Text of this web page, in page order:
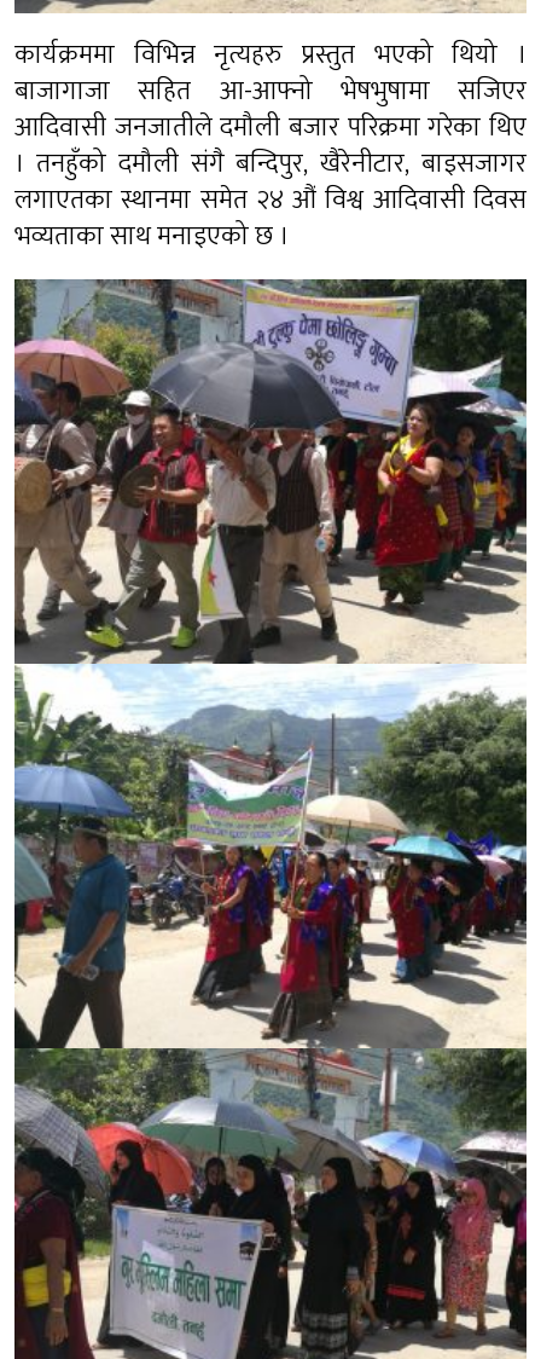
कार्यक्रममा विभिन्न नृत्यहरु प्रस्तुत भएको थियो ।
बाजागाजा सहित आ-आफ्नो भेषभुषामा सजिएर
आदिवासी जनजातीले दमौली बजार परिक्रमा गरेका थिए
। तनहुँको दमौली संगै बन्दिपुर, खैरेनीटार, बाइसजागर
लगाएतका स्थानमा समेत २४ औं विश्व आदिवासी दिवस
भव्यताका साथ मनाइएको छ ।